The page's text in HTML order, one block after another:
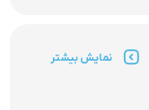
نمایش بیشتر